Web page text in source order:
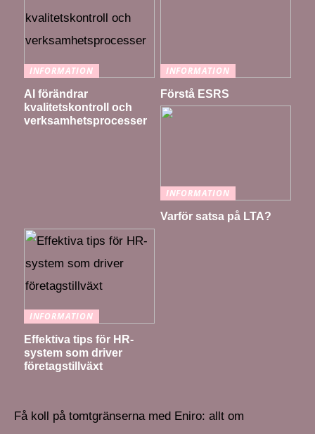
INFORMATION
AI förändrar
kvalitetskontroll och
verksamhetsprocesser
INFORMATION
Förstå ESRS
INFORMATION
Varför satsa på LTA?
INFORMATION
Effektiva tips för HR-
system som driver
företagstillväxt
Få koll på tomtgränserna med Eniro: allt om